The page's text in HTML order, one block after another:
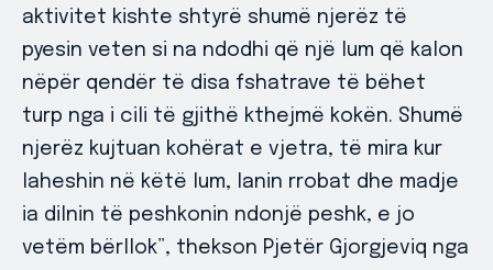
aktivitet kishte shtyrë shumë njerëz të
pyesin veten si na ndodhi që një lum që kalon
nëpër qendër të disa fshatrave të bëhet
turp nga i cili të gjithë kthejmë kokën. Shumë
njerëz kujtuan kohërat e vjetra, të mira kur
laheshin në këtë lum, lanin rrobat dhe madje
ia dilnin të peshkonin ndonjë peshk, e jo
vetëm bërllok”, thekson Pjetër Gjorgjeviq nga